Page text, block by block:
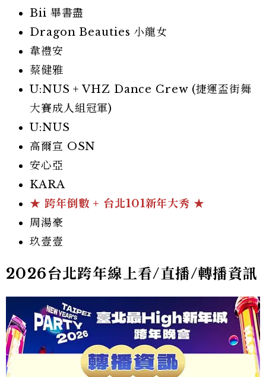
Bii 畢書盡
Dragon Beauties 小龍女
韋禮安
蔡健雅
U:NUS + VHZ Dance Crew (捷運盃街舞
大賽成人組冠軍)
U:NUS
高爾宣 OSN
安心亞
KARA
★ 跨年倒數 + 台北101新年大秀 ★
周湯豪
玖壹壹
2026台北跨年線上看/直播/轉播資訊